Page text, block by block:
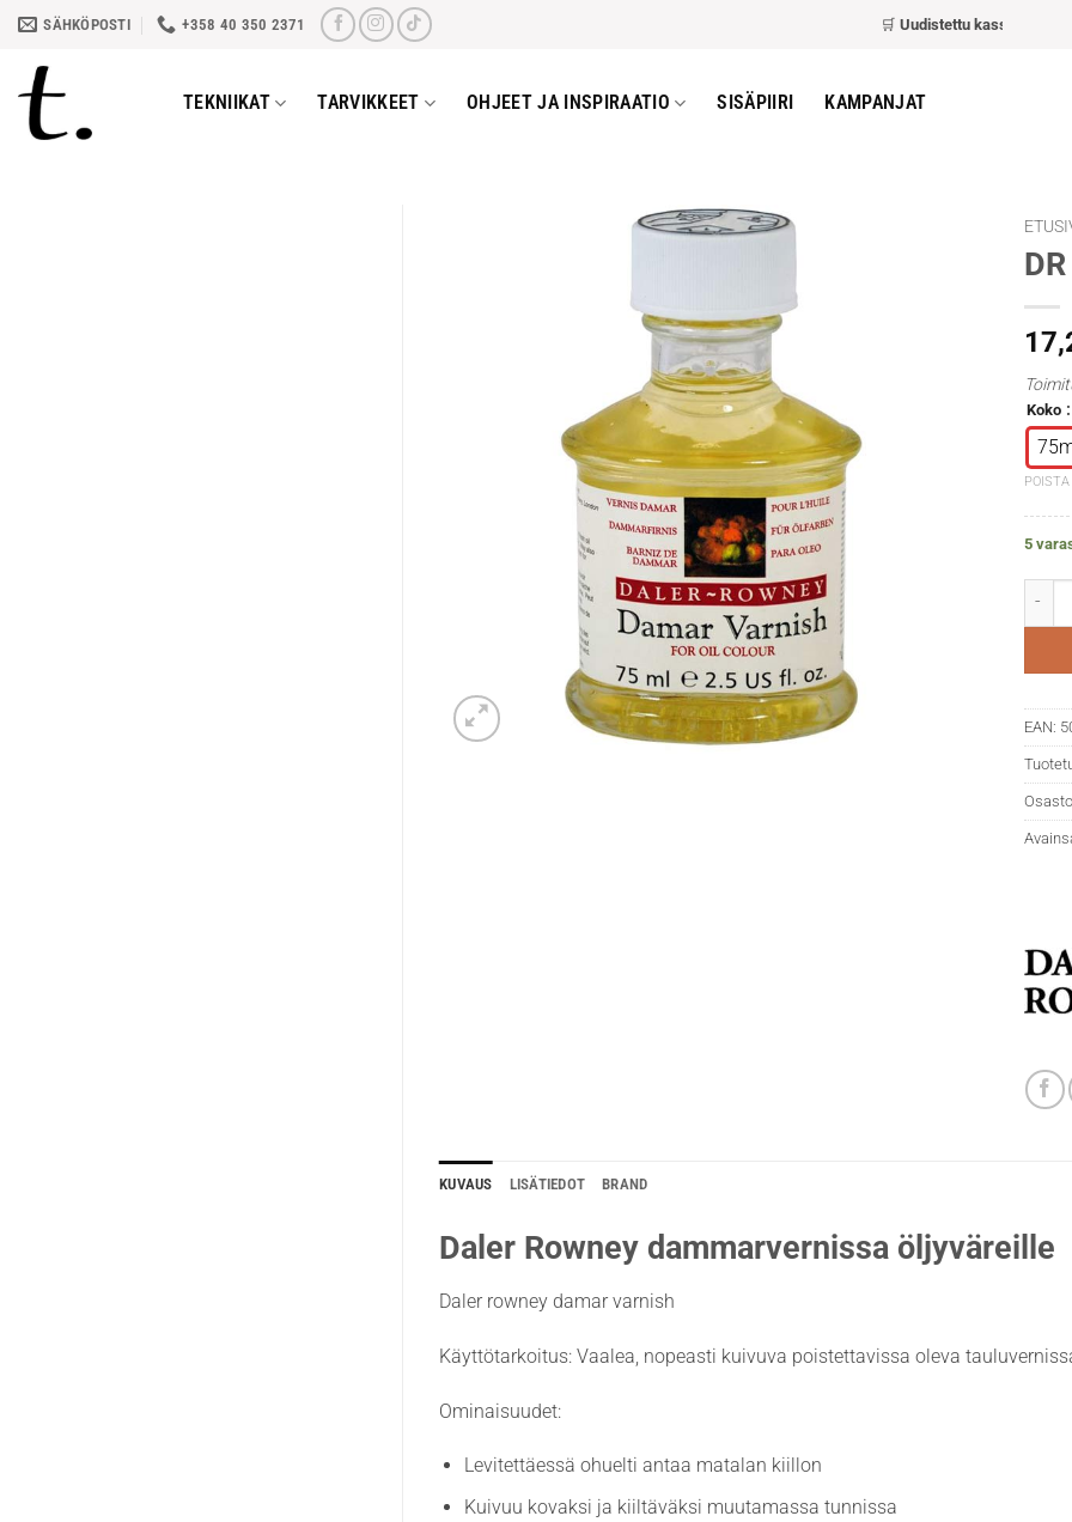
Skip
content
SÄHKÖPOSTI +358 40 350 2371 Uudistettu kassa– nopeampi
TEKNIIKAT TARVIKKEET OHJEET JA INSPIRAATIO SISÄPIIRI KAMPANJAT
Koko
POISTA
5
EAN:
KUVAUS LISÄTIEDOT BRAND
Daler Rowney dammarvernissa öljyväreille
Daler rowney damar varnish
Käyttötarkoitus: Vaalea, nopeasti kuivuva poistettavissa oleva
Ominaisuudet:
Levitettäessä ohuelti antaa matalan kiillon
Kuivuu kovaksi ja kiiltäväksi muutamassa tunnissa